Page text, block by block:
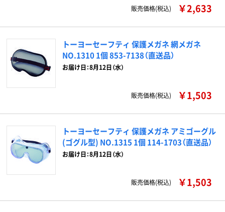
販売価格(税込)
￥2,633
トーヨーセーフティ 保護メガネ 網メガネ
NO.1310 1個 853-7138（直送品）
お届け日：8月12日（水）
販売価格(税込) ￥1,503
トーヨーセーフティ 保護メガネ アミゴーグル
(ゴグル型) NO.1315 1個 114-1703（直送品）
お届け日：8月12日（水）
販売価格(税込) ￥1,503